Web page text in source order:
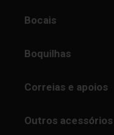
Bocais
Boquilhas
Correias e apoios
Outros acessórios